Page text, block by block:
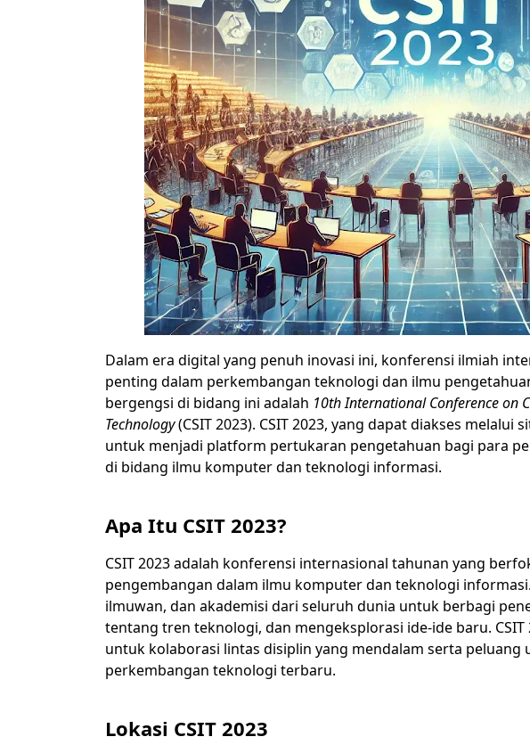
Dalam era digital yang penuh inovasi ini, konferensi ilmiah
penting dalam perkembangan teknologi dan ilmu
bergengsi di bidang ini adalah 10th International Conference on
Technology(CSIT 2023). CSIT 2023, yang dapat diakses melalui
untuk menjadi platform pertukaran pengetahuan bagi para
di bidang ilmu komputer dan teknologi informasi.
Apa Itu CSIT 2023?
CSIT 2023 adalah konferensi internasional tahunan yang
pengembangan dalam ilmu komputer dan teknologi
ilmuwan, dan akademisi dari seluruh dunia untuk berbagi
tentang tren teknologi, dan mengeksplorasi ide-ide baru.
untuk kolaborasi lintas disiplin yang mendalam serta peluang
perkembangan teknologi terbaru.
Lokasi CSIT 2023